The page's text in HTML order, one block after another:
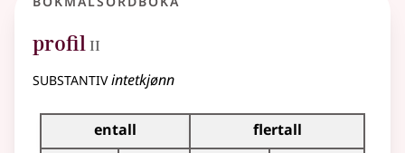
profil 2
II
substantivintetkjønn
Bøyingstabell for dette substantivet
entall
flertall